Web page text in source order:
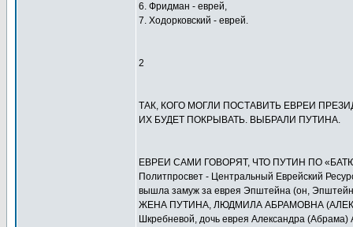
6. Фридман - еврей,
7. Ходорковский - еврей.
2
ТАК, КОГО МОГЛИ ПОСТАВИТЬ ЕВРЕИ
ИХ БУДЕТ ПОКРЫВАТЬ. ВЫБРАЛИ ПУТИНА.
ЕВРЕИ САМИ ГОВОРЯТ, ЧТО ПУТИН ПО
Политпросвет - Центральный Еврейский
вышла замуж за еврея Эпштейна (он,
ЖЕНА ПУТИНА, ЛЮДМИЛА АБРАМОВНА
Шкребневой, дочь еврея Александра